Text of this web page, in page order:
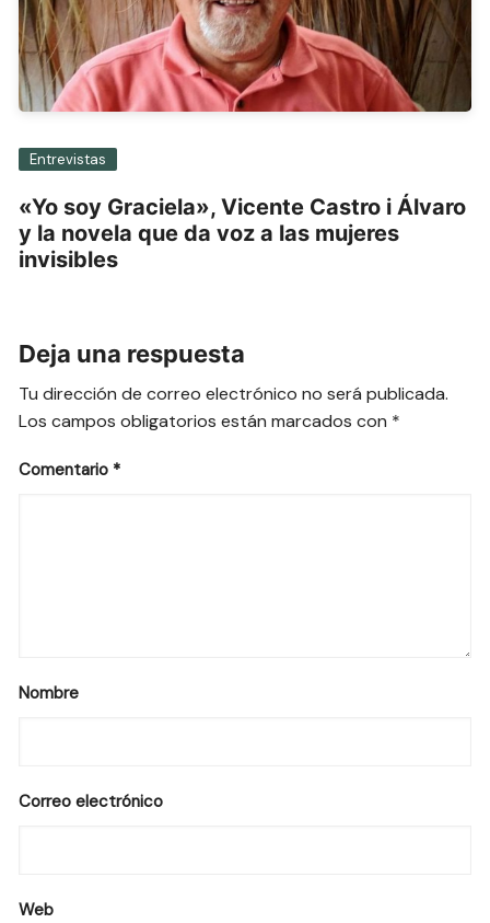
Entrevistas
«Yo soy Graciela», Vicente Castro i Álvaro
y la novela que da voz a las mujeres
invisibles
Deja una respuesta
Tu dirección de correo electrónico no será publicada.
Los campos obligatorios están marcados con *
Comentario *
Nombre
Correo electrónico
Web